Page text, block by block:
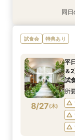
8/24( 月)
【
な
8/24( 月)
当
特
所
特典あり
8/24( 月)
【
ト
同日
試食会 特典あり
8/27(木)
平
＆
試
所